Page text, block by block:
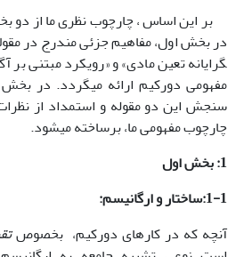
بر این اساس ، چارچوب نظری ما از
گرایانه تعین مادی» و «رویکرد مبتنی بر
مفهومی دورکیم ارائه می­گردد. در
سنجش این دو مقوله و استمداد از
چارچوب مفهومی ما، برساخته می­شود.
1: بخش اول
1-1:ساختار و ارگانیسم:
آنچه که در کارهای دورکیم، بخصوص